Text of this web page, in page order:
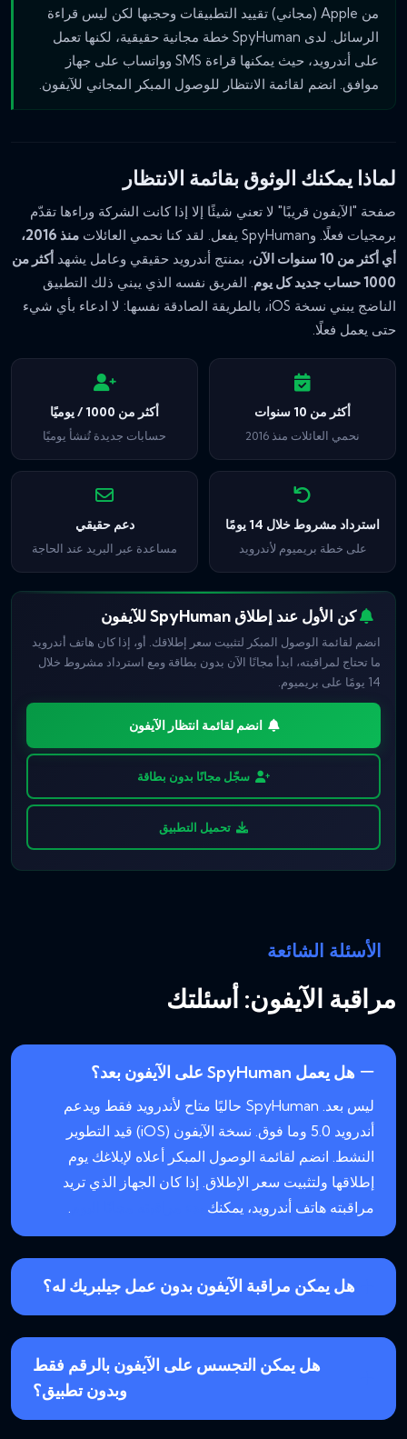
من Apple (مجاني) تقييد التطبيقات وحجبها لكن ليس قراءة
الرسائل. لدى SpyHuman خطة مجانية حقيقية، لكنها تعمل
على أندرويد، حيث يمكنها قراءة SMS وواتساب على جهاز
موافق. انضم لقائمة الانتظار للوصول المبكر المجاني للآيفون.
لماذا يمكنك الوثوق بقائمة الانتظار
صفحة "الآيفون قريبًا" لا تعني شيئًا إلا إذا كانت الشركة وراءها تقدّم
برمجيات فعلًا. وSpyHuman يفعل. لقد كنا نحمي العائلات
منذ 2016،
أي أكثر من 10 سنوات الآن
، بمنتج أندرويد حقيقي وعامل يشهد أكثر من
1000 حساب جديد كل يوم
. الفريق نفسه الذي يبني ذلك التطبيق
الناضج يبني نسخة iOS، بالطريقة الصادقة نفسها: لا ادعاء بأي شيء
حتى يعمل فعلًا.
أكثر من 10 سنوات
نحمي العائلات منذ 2016
أكثر من 1000 / يوميًا
حسابات جديدة تُنشأ يوميًا
استرداد مشروط خلال 14 يومًا
على خطة بريميوم لأندرويد
دعم حقيقي
مساعدة عبر البريد عند الحاجة
كن الأول عند إطلاق SpyHuman للآيفون
انضم لقائمة الوصول المبكر لتثبيت سعر إطلاقك. أو، إذا كان هاتف أندرويد
ما تحتاج لمراقبته، ابدأ مجانًا الآن بدون بطاقة ومع استرداد مشروط خلال
14 يومًا على بريميوم.
انضم لقائمة انتظار الآيفون
سجّل مجانًا بدون بطاقة
تحميل التطبيق
الأسئلة الشائعة
مراقبة الآيفون: أسئلتك
هل يعمل SpyHuman على الآيفون بعد؟
ليس بعد. SpyHuman حاليًا متاح لأندرويد فقط ويدعم
أندرويد 5.0 وما فوق. نسخة الآيفون (iOS) قيد التطوير
النشط. انضم لقائمة الوصول المبكر أعلاه لإبلاغك يوم
إطلاقها ولتثبيت سعر الإطلاق. إذا كان الجهاز الذي تريد
مراقبته هاتف أندرويد، يمكنك
هل يمكن مراقبة الآيفون بدون عمل جيلبريك له؟
هل يمكن التجسس على الآيفون بالرقم فقط
وبدون تطبيق؟